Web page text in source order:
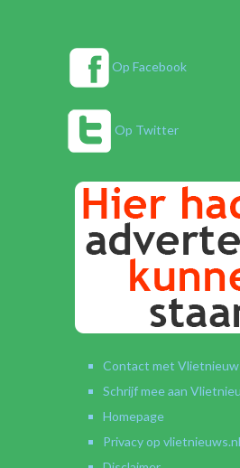
Op Facebook
Op Twitter
Contact met
Schrijf mee aan
Homepage
Privacy op vlietnieuws.nl